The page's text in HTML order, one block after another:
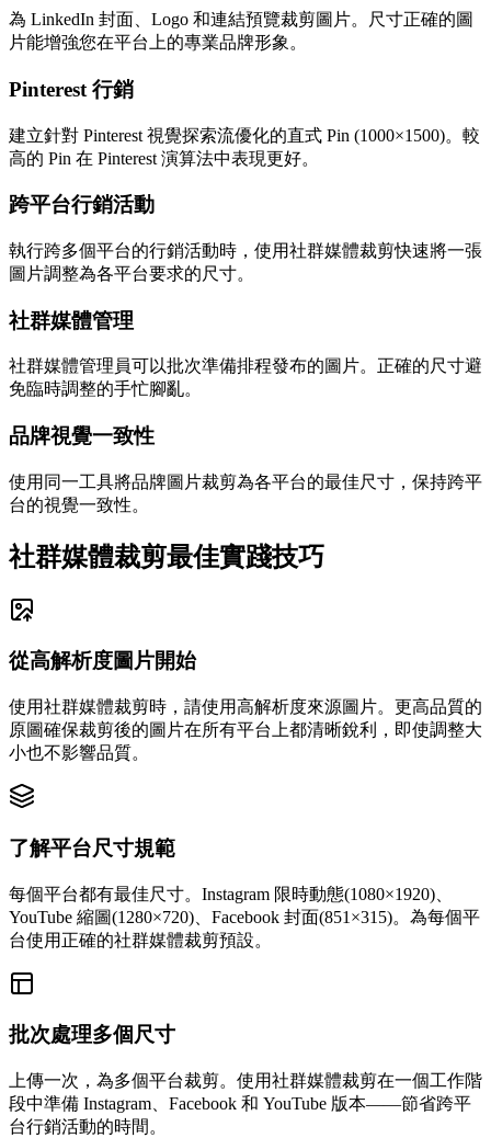
為 LinkedIn 封面、Logo 和連結預覽裁剪圖片。尺寸正確的圖
片能增強您在平台上的專業品牌形象。
Pinterest 行銷
建立針對 Pinterest 視覺探索流優化的直式 Pin (1000×1500)。較
高的 Pin 在 Pinterest 演算法中表現更好。
跨平台行銷活動
執行跨多個平台的行銷活動時，使用社群媒體裁剪快速將一張
圖片調整為各平台要求的尺寸。
社群媒體管理
社群媒體管理員可以批次準備排程發布的圖片。正確的尺寸避
免臨時調整的手忙腳亂。
品牌視覺一致性
使用同一工具將品牌圖片裁剪為各平台的最佳尺寸，保持跨平
台的視覺一致性。
社群媒體裁剪最佳實踐技巧
從高解析度圖片開始
使用社群媒體裁剪時，請使用高解析度來源圖片。更高品質的
原圖確保裁剪後的圖片在所有平台上都清晰銳利，即使調整大
小也不影響品質。
了解平台尺寸規範
每個平台都有最佳尺寸。Instagram 限時動態(1080×1920)、
YouTube 縮圖(1280×720)、Facebook 封面(851×315)。為每個平
台使用正確的社群媒體裁剪預設。
批次處理多個尺寸
上傳一次，為多個平台裁剪。使用社群媒體裁剪在一個工作階
段中準備 Instagram、Facebook 和 YouTube 版本——節省跨平
台行銷活動的時間。